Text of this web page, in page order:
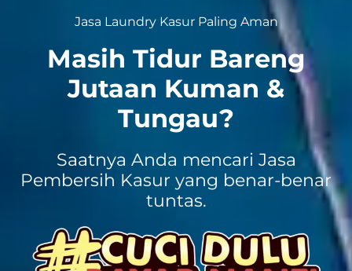
Jasa Laundry Kasur Paling Aman
Masih Tidur Bareng
Jutaan Kuman &
Tungau?
Saatnya Anda mencari Jasa
Pembersih Kasur yang benar-benar
tuntas.